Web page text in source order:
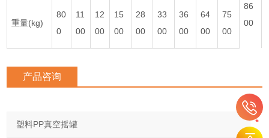
重量(kg)
80
0
11
00
12
00
15
00
28
00
33
00
36
00
64
00
75
00
86
00
产品咨询